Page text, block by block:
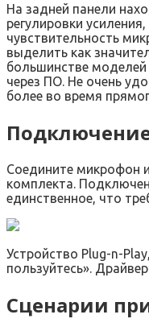
На задней панели
регулировки
чувствительность
выделить как
большинстве моделей
через ПО. Не очень
более во время
Соедините микрофон
комплекта.
единственное, что
Устройство Plug-n-
пользуйтесь».
Сценарии